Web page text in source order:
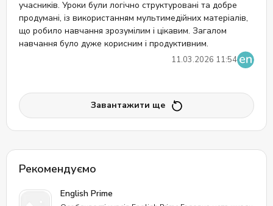
11.03.2026 11:54
учасників. Уроки були логічно структуровані та добре
продумані, із використанням мультимедійних матеріалів,
що робило навчання зрозумілим і цікавим. Загалом
навчання було дуже корисним і продуктивним.
Завантажити ще
Рекомендуємо
English Prime